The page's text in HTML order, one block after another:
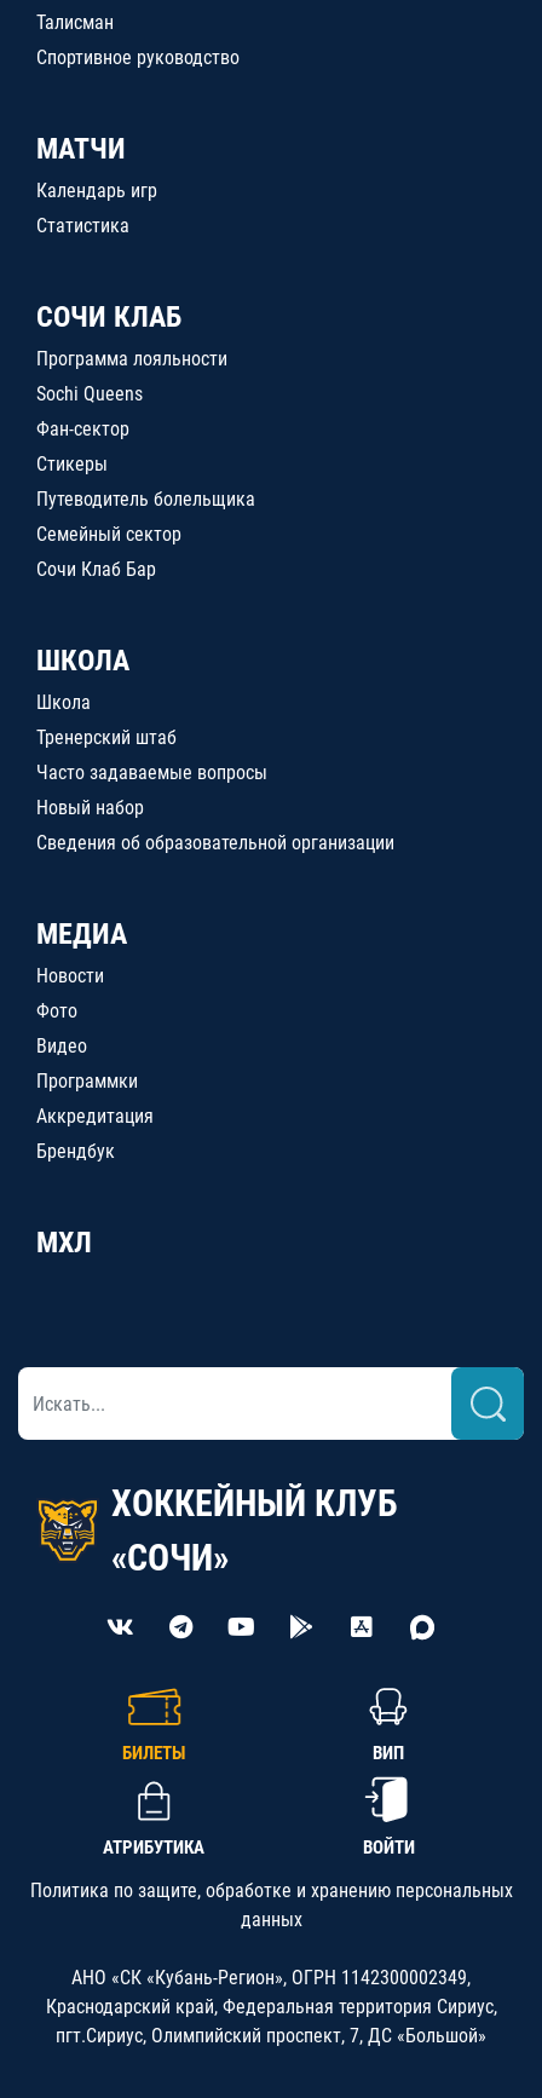
Талисман
Спортивное руководство
МАТЧИ
Календарь игр
Статистика
СОЧИ КЛАБ
Программа лояльности
Sochi Queens
Фан-сектор
Стикеры
Путеводитель болельщика
Семейный сектор
Сочи Клаб Бар
ШКОЛА
Школа
Тренерский штаб
Часто задаваемые вопросы
Новый набор
Сведения об образовательной организации
МЕДИА
Новости
Фото
Видео
Программки
Аккредитация
Брендбук
МХЛ
ХОККЕЙНЫЙ КЛУБ
«СОЧИ»
БИЛЕТЫ ВИП
АТРИБУТИКА ВОЙТИ
Политика по защите, обработке и хранению персональных
данных
АНО «СК «Кубань-Регион», ОГРН 1142300002349,
Краснодарский край, Федеральная территория Сириус,
пгт.Сириус, Олимпийский проспект, 7, ДС «Большой»